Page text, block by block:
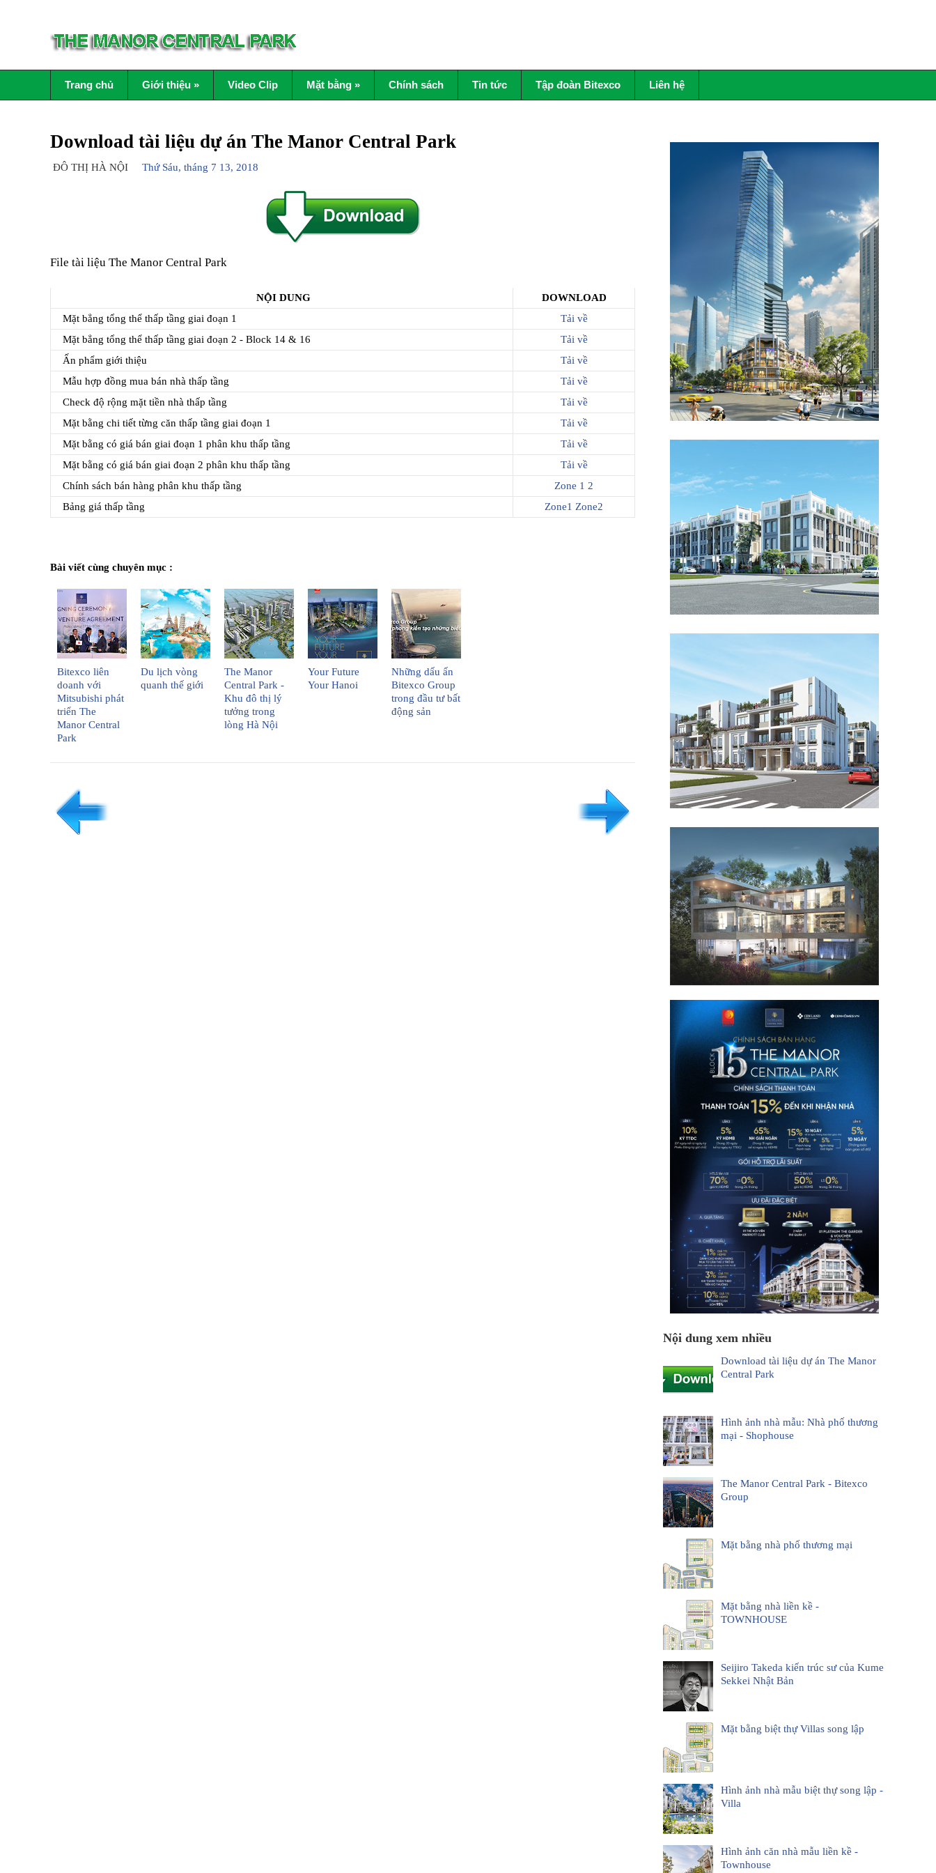
Trang chủ Giới thiệu» Video Clip Mặt bằng» Chính sách Tin tức Tập đoàn Bitexco Liên hệ
Download tài liệu dự án The Manor Central Park
ĐÔ THỊ HÀ NỘI Thứ Sáu, tháng 7 13, 2018
File tài liệu The Manor Central Park
NỘI DUNG
DOWNLOAD
Mặt bẳng tổng thể thấp tầng giai đoạn 1
Tải về
Mặt bẳng tổng thể thấp tầng giai đoạn 2 - Block 14 & 16
Tải về
Ấn phẩm giới thiệu
Tải về
Mẫu hợp đồng mua bán nhà thấp tầng
Tải về
Check độ rộng mặt tiền nhà thấp tầng
Tải về
Mặt bằng chi tiết từng căn thấp tầng giai đoạn 1
Tải về
Mặt bằng có giá bán giai đoạn 1 phân khu thấp tầng
Tải về
Mặt bằng có giá bán giai đoạn 2 phân khu thấp tầng
Tải về
Chính sách bán hàng phân khu thấp tầng
Zone 1 2
Bảng giá thấp tầng
Zone1 Zone2
Bài viết cùng chuyên mục :
Bitexco liên
doanh với
Mitsubishi phát
triển The
Manor Central
Park
Du lịch vòng
quanh thế giới
The Manor
Central Park -
Khu đô thị lý
tưởng trong
lòng Hà Nội
Your Future
Your Hanoi
Những dấu ấn
Bitexco Group
trong đầu tư bất
động sản
Nội dung xem nhiều
Download tài liệu dự án The Manor
Central Park
Hình ảnh nhà mẫu: Nhà phố thương
mại - Shophouse
The Manor Central Park - Bitexco
Group
Mặt bằng nhà phố thương mại
Mặt bằng nhà liền kề -
TOWNHOUSE
Seijiro Takeda kiến trúc sư của Kume
Sekkei Nhật Bản
Mặt bằng biệt thự Villas song lập
Hình ảnh nhà mẫu biệt thự song lập -
Villa
Hình ảnh căn nhà mẫu liền kề -
Townhouse